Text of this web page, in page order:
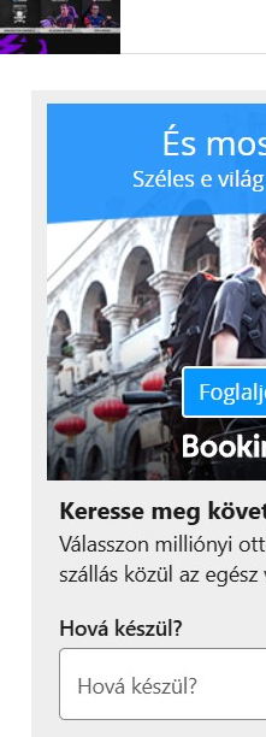
Köszönjük
az
amellyel
válogatott
ambiciózus
Különösen
vagyunk
olyan
vállalat állt
válogatott
számára –
hasonlóan
fejlődés, a
támogatása
építése.